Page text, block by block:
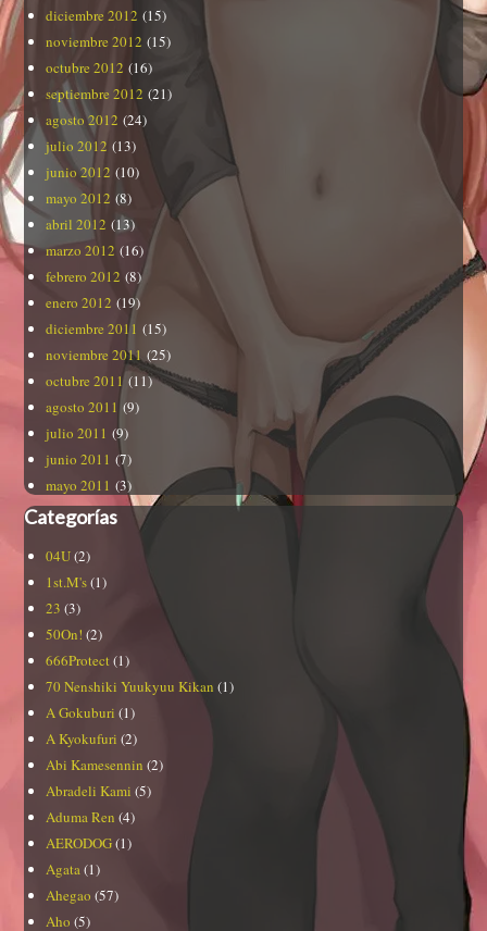
diciembre 2012 (15)
noviembre 2012 (15)
octubre 2012 (16)
septiembre 2012 (21)
agosto 2012 (24)
julio 2012 (13)
junio 2012 (10)
mayo 2012 (8)
abril 2012 (13)
marzo 2012 (16)
febrero 2012 (8)
enero 2012 (19)
diciembre 2011 (15)
noviembre 2011 (25)
octubre 2011 (11)
agosto 2011 (9)
julio 2011 (9)
junio 2011 (7)
mayo 2011 (3)
Categorías
04U(2)
1st.M's(1)
23 (3)
50On! (2)
666Protect(1)
70 Nenshiki Yuukyuu Kikan (1)
A Gokuburi (1)
A Kyokufuri (2)
Abi Kamesennin (2)
Abradeli Kami (5)
Aduma Ren (4)
AERODOG(1)
Agata(1)
Ahegao (57)
Aho (5)